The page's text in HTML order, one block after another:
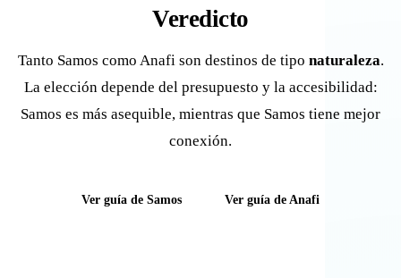
Veredicto
Tanto Samos como Anafi son destinos de tipo naturaleza.
La elección depende del presupuesto y la accesibilidad:
Samos es más asequible, mientras que Samos tiene mejor
conexión.
Ver guía de Samos Ver guía de Anafi